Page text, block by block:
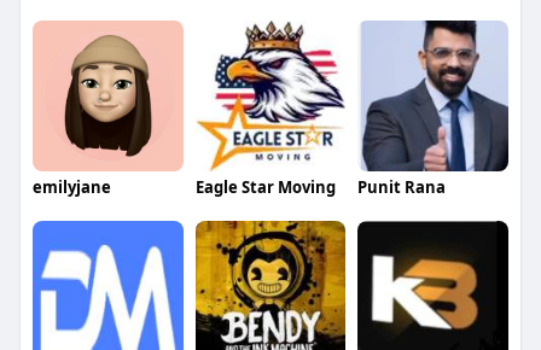
emilyjane Eagle Star Moving Punit Rana